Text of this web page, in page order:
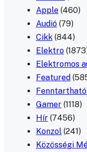
Apple (460)
Audió (79)
Cikk (844)
Elektro
Elektromos
Featured
Gamer (1118)
Hír (7456)
Konzol (241)
Közösségi